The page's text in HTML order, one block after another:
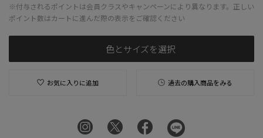
※付与されるポイントは会員クラスやキャンペーンにより異なります。正しい
ポイント数はカートに進んだ際の表示をご確認ください
色とサイズを選択
お気に入りに追加 過去の購入商品をみる